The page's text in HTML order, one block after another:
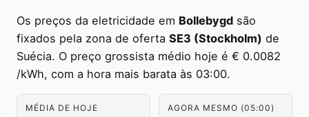
Os preços da eletricidade em Bollebygd são
fixados pela zona de oferta SE3 (Stockholm) de
Suécia. O preço grossista médio hoje é € 0.0082
/kWh, com a hora mais barata às 03:00.
MÉDIA DE HOJE AGORA MESMO (05:00)